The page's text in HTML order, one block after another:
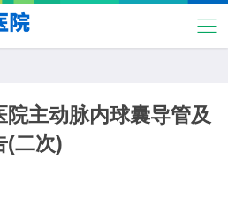
主动脉内球囊导管及
(二次)